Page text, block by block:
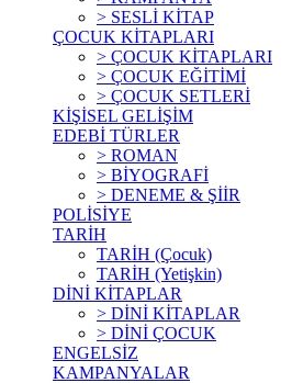
> SESLİ KİTAP
ÇOCUK KİTAPLARI
> ÇOCUK KİTAPLARI
> ÇOCUK EĞİTİMİ
> ÇOCUK SETLERİ
KİŞİSEL GELİŞİM
EDEBİ TÜRLER
> ROMAN
> BİYOGRAFİ
> DENEME & ŞİİR
POLİSİYE
TARİH
TARİH (Çocuk)
TARİH (Yetişkin)
DİNİ KİTAPLAR
> DİNİ KİTAPLAR
> DİNİ ÇOCUK
ENGELSİZ
KAMPANYALAR